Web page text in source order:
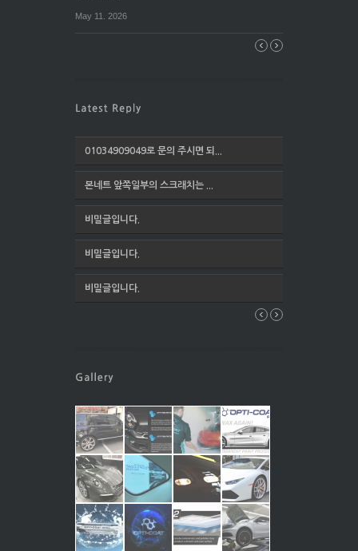
May 11. 2026
01034909049로 문의 주시면 되...
본네트 앞쪽일부의 스크래치는 ...
비밀글입니다.
비밀글입니다.
비밀글입니다.